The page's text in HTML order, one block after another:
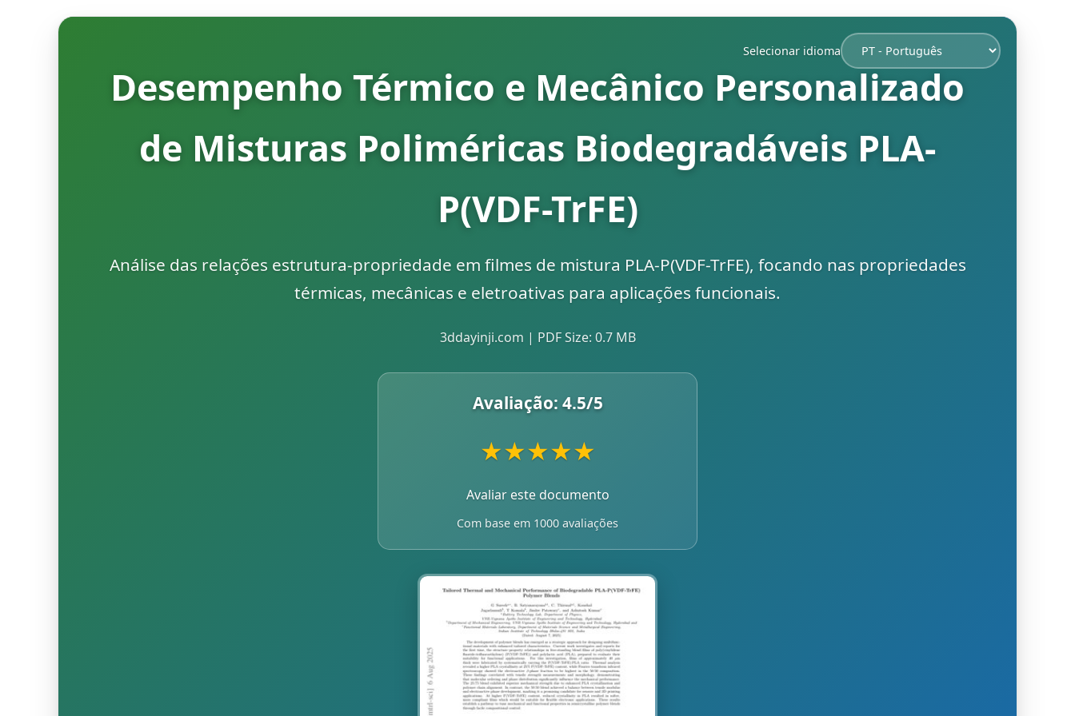
Selecionar idioma
Desempenho Térmico e Mecânico Personalizado
de Misturas Poliméricas Biodegradáveis PLA-
P(VDF-TrFE)
Análise das relações estrutura-propriedade em filmes de mistura PLA-P(VDF-TrFE), focando nas propriedades
térmicas, mecânicas e eletroativas para aplicações funcionais.
3ddayinji.com | PDF Size: 0.7 MB
Avaliação: 4.5/5
★★★★★
Avaliar este documento
Com base em 1000 avaliações